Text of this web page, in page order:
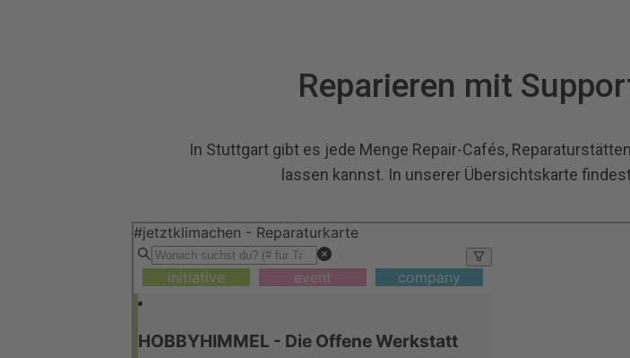
Reparieren mit
In Stuttgart gibt es jede Menge Repair-Cafés,
lassen kannst. In unserer Übersichtskarte